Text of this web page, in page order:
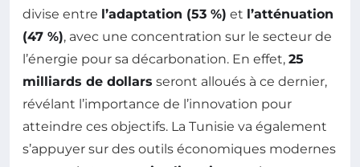
divise entre l’adaptation (53 %) et l’atténuation
(47 %), avec une concentration sur le secteur de
l’énergie pour sa décarbonation. En effet, 25
milliards de dollars seront alloués à ce dernier,
révélant l’importance de l’innovation pour
atteindre ces objectifs. La Tunisie va également
s’appuyer sur des outils économiques modernes